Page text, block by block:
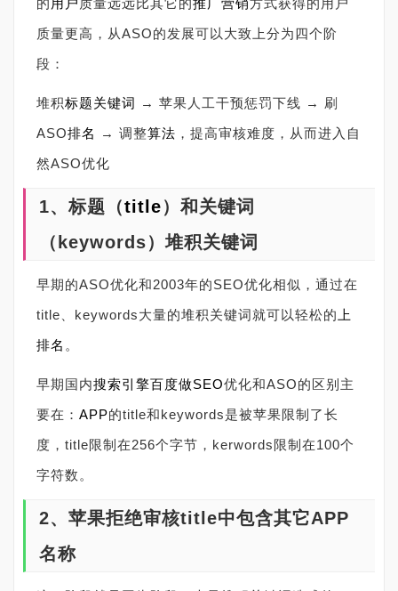
的 用户 质量远远比其它的推广营销方式获得的用户
质量更高，从ASO的发展可以大致上分为四个阶
段：
堆积标题关键词 → 苹果人工干预惩罚下线 → 刷
ASO排名 → 调整算法 ，提高审核难度，从而进入自
然ASO优化
1、标题（title）和关键词
（keywords）堆积关键词
早期的ASO优化和2003年的SEO优化相似，通过在
title、keywords大量的堆积关键词就可以轻松的 上
排名 。
早期国内搜索引擎百度做SEO优化和ASO的区别主
要在： APP的title和keywords是被苹果限制了长
度，title限制在256个字节，kerwords限制在100个
字符数。
2、苹果拒绝审核title中包含其它APP
名称